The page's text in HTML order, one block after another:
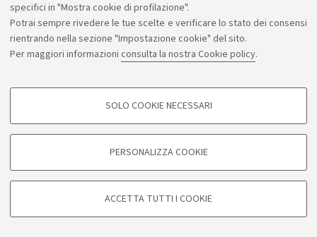
specifici in "Mostra cookie di profilazione".
Potrai sempre rivedere le tue scelte e verificare lo stato dei consensi
rientrando nella sezione "Impostazione cookie" del sito.
Per maggiori informazioni consulta la nostra Cookie policy.
COOKIE DI PROFILAZIONE - FACOLTATIVI
degli utenti, creare profili in base al loro comportamento sul sito, per analisi
di marketing.
Google/Youtube Video
SOLO COOKIE NECESSARI
PERSONALIZZA COOKIE
ACCETTA TUTTI I COOKIE
Seguici su:
Bologna - Via Zamboni, 33 - 40126 Bologna - PI: 01131710376 -
CF: 80007010376
Note legali Informazioni sul sito e accessibilità
Impostazioni cookie